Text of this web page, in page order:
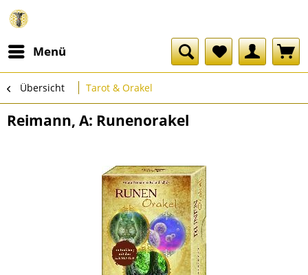
Menü
Übersicht Tarot & Orakel
Reimann, A: Runenorakel